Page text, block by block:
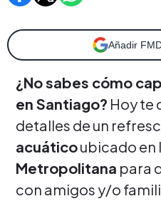
Añadir
¿No sabes cómo
en Santiago? Hoy te
detalles de un
acuáticoubicado en
Metropolitana para
con amigos y/o